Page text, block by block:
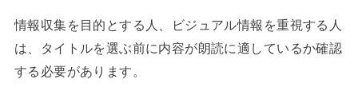
情報収集を目的とする人、ビジュアル情報を重視する人
は、タイトルを選ぶ前に内容が朗読に適しているか確認
する必要があります。